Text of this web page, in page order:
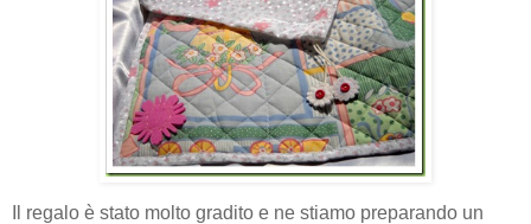
Il regalo è stato molto gradito e ne stiamo preparando un